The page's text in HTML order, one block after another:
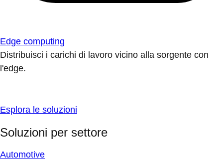
Edge computing
Distribuisci i carichi di lavoro vicino alla sorgente con
l'edge.
Esplora le soluzioni
Soluzioni per settore
Automotive